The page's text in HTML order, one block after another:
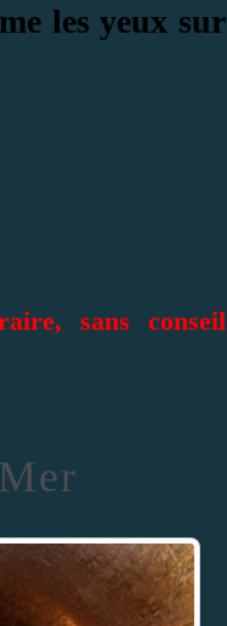
les yeux sur
sans conseil